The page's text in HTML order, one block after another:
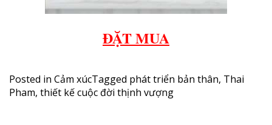
ĐẶT MUA
Posted in Cảm xúcTagged phát triển bản thân, Thai
Pham, thiết kế cuộc đời thịnh vượng